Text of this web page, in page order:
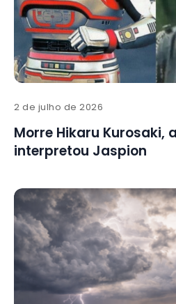
2 de julho de 2026
Morre Hikaru Kurosaki,
interpretou Jaspion